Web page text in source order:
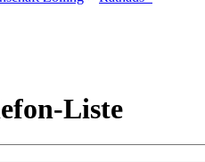
Liste